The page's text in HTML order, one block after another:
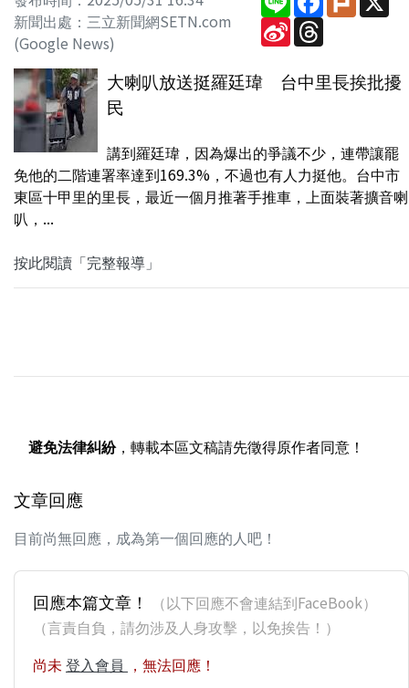
新聞出處：三立新聞網SETN.com
(Google News)
Sina
Weibo
Threads
大喇叭放送挺羅廷瑋 台中里長挨批擾
民
講到羅廷瑋，因為爆出的爭議不少，連帶讓罷
免他的二階連署率達到169.3%，不過也有人力挺他。台中市
東區十甲里的里長，最近一個月推著手推車，上面裝著擴音喇
叭，...
按此閱讀「完整報導」
避免法律糾紛，轉載本區文稿請先徵得原作者同意！
文章回應
目前尚無回應，成為第一個回應的人吧！
回應本篇文章！
（以下回應不會連結到FaceBook）
（言責自負，請勿涉及人身攻擊，以免挨告！）
尚未 登入會員 ，無法回應！